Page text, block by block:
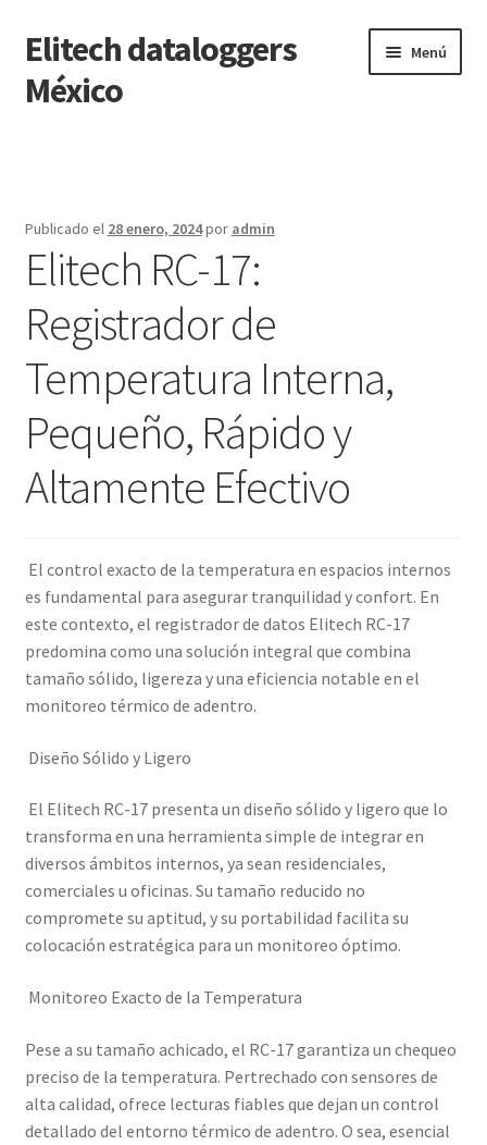
Saltar
a
navegación
Ir
al
contenido
Elitech dataloggers
México
Menú
Finalizar compra
Mi cuenta
Página de ejemplo
Tienda
Publicado el 28 enero, 2024por admin
Elitech RC-17:
Registrador de
Temperatura Interna,
Pequeño, Rápido y
Altamente Efectivo
El control exacto de la temperatura en espacios internos
es fundamental para asegurar tranquilidad y confort. En
este contexto, el registrador de datos Elitech RC-17
predomina como una solución integral que combina
tamaño sólido, ligereza y una eficiencia notable en el
monitoreo térmico de adentro.
Diseño Sólido y Ligero
El Elitech RC-17 presenta un diseño sólido y ligero que lo
transforma en una herramienta simple de integrar en
diversos ámbitos internos, ya sean residenciales,
comerciales u oficinas. Su tamaño reducido no
compromete su aptitud, y su portabilidad facilita su
colocación estratégica para un monitoreo óptimo.
Monitoreo Exacto de la Temperatura
Pese a su tamaño achicado, el RC-17 garantiza un chequeo
preciso de la temperatura. Pertrechado con sensores de
alta calidad, ofrece lecturas fiables que dejan un control
detallado del entorno térmico de adentro. O sea, esencial